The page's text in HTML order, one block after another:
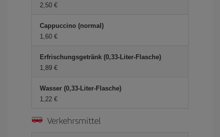
2,50 €
Cappuccino (normal)
1,60 €
Erfrischungsgetränk (0,33-Liter-Flasche)
1,89 €
Wasser (0,33-Liter-Flasche)
1,22 €
Verkehrsmittel